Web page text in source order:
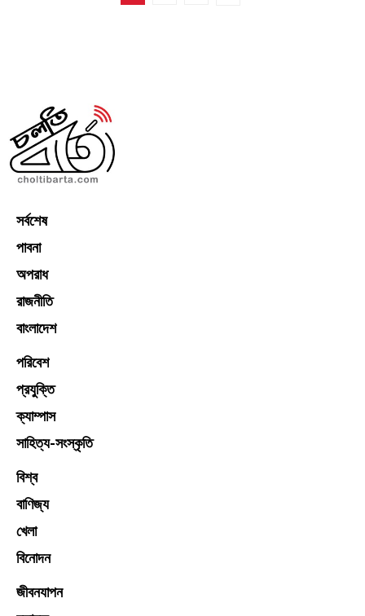
সর্বশেষ
পাবনা
অপরাধ
রাজনীতি
বাংলাদেশ
পরিবেশ
প্রযুক্তি
ক্যাম্পাস
সাহিত্য-সংস্কৃতি
বিশ্ব
বাণিজ্য
খেলা
বিনোদন
জীবনযাপন